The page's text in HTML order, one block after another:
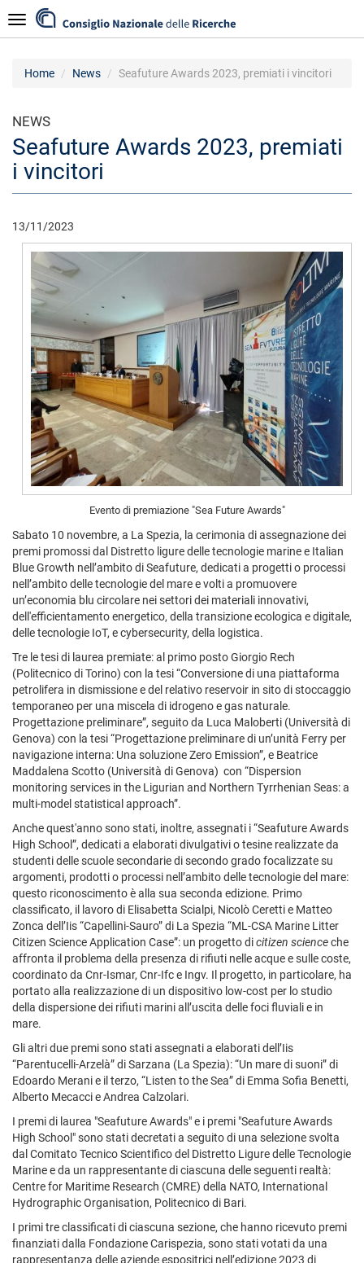
al
contenuto
Navigazione
Home News Seafuture Awards 2023, premiati i vincitori
NEWS
Seafuture Awards 2023, premiati
i vincitori
13/11/2023
Evento di premiazione "Sea Future Awards"
Sabato 10 novembre, a La Spezia, la cerimonia di assegnazione dei
premi promossi dal Distretto ligure delle tecnologie marine e Italian
Blue Growth nell’ambito di Seafuture, dedicati a progetti o processi
nell’ambito delle tecnologie del mare e volti a promuovere
un’economia blu circolare nei settori dei materiali innovativi,
dell'efficientamento energetico, della transizione ecologica e digitale,
delle tecnologie IoT, e cybersecurity, della logistica.
Tre le tesi di laurea premiate: al primo posto Giorgio Rech
(Politecnico di Torino) con la tesi “Conversione di una piattaforma
petrolifera in dismissione e del relativo reservoir in sito di stoccaggio
temporaneo per una miscela di idrogeno e gas naturale.
Progettazione preliminare”, seguito da Luca Maloberti (Università di
Genova) con la tesi “Progettazione preliminare di un’unità Ferry per
navigazione interna: Una soluzione Zero Emission”, e Beatrice
Maddalena Scotto (Università di Genova) con “Dispersion
monitoring services in the Ligurian and Northern Tyrrhenian Seas: a
multi-model statistical approach”.
Anche quest'anno sono stati, inoltre, assegnati i “Seafuture Awards
High School”, dedicati a elaborati divulgativi o tesine realizzate da
studenti delle scuole secondarie di secondo grado focalizzate su
argomenti, prodotti o processi nell’ambito delle tecnologie del mare:
questo riconoscimento è alla sua seconda edizione. Primo
classificato, il lavoro di Elisabetta Scialpi, Nicolò Ceretti e Matteo
Zonca dell’Iis “Capellini-Sauro” di La Spezia “ML-CSA Marine Litter
Citizen Science Application Case”: un progetto dicitizen scienceche
affronta il problema della presenza di rifiuti nelle acque e sulle coste,
coordinato da Cnr-Ismar, Cnr-Ifc e Ingv. Il progetto, in particolare, ha
portato alla realizzazione di un dispositivo low-cost per lo studio
della dispersione dei rifiuti marini all’uscita delle foci fluviali e in
mare.
Gli altri due premi sono stati assegnati a elaborati dell’Iis
“Parentucelli-Arzelà” di Sarzana (La Spezia): “Un mare di suoni” di
Edoardo Merani e il terzo, “Listen to the Sea” di Emma Sofia Benetti,
Alberto Mecacci e Andrea Calzolari.
I premi di laurea "Seafuture Awards" e i premi "Seafuture Awards
High School" sono stati decretati a seguito di una selezione svolta
dal Comitato Tecnico Scientifico del Distretto Ligure delle Tecnologie
Marine e da un rappresentante di ciascuna delle seguenti realtà:
Centre for Maritime Research (CMRE) della NATO, International
Hydrographic Organisation, Politecnico di Bari.
I primi tre classificati di ciascuna sezione, che hanno ricevuto premi
finanziati dalla Fondazione Carispezia, sono stati votati da una
rappresentanza delle aziende espositrici nell’edizione 2023 di